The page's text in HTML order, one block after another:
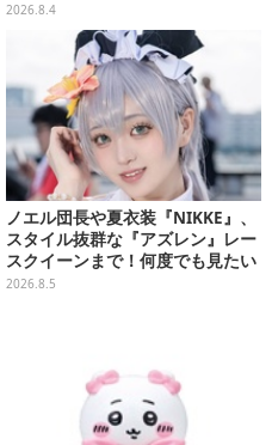
2026.8.4
ノエル団長や夏衣装『NIKKE』、
スタイル抜群な『アズレン』レー
スクイーンまで！何度でも見たい
「コミケ106」美女レイヤー【プ
2026.8.5